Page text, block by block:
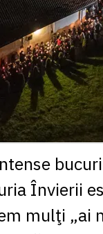
Învierii
mulţi „ai